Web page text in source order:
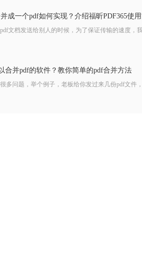
成一个pdf如何实现？介绍福昕PDF365使
档发送给别人的时候，为了保证传输的速度，
合并pdf的软件？教你简单的pdf合并方法
问题，举个例子，老板给你发过来几份pdf文件